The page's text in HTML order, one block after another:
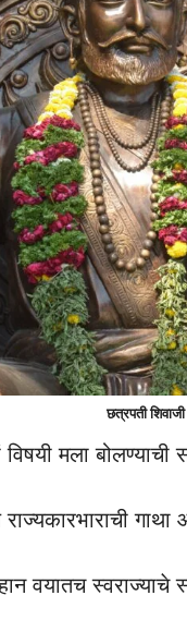
छत्रपती
मला
राज्यकारभाराची
वयातच स्वराज्याचे